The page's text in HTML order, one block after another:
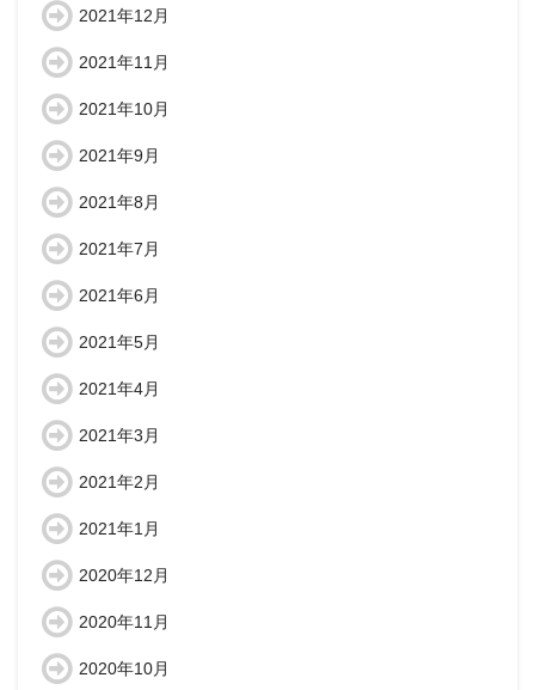
2021年12月
2021年11月
2021年10月
2021年9月
2021年8月
2021年7月
2021年6月
2021年5月
2021年4月
2021年3月
2021年2月
2021年1月
2020年12月
2020年11月
2020年10月